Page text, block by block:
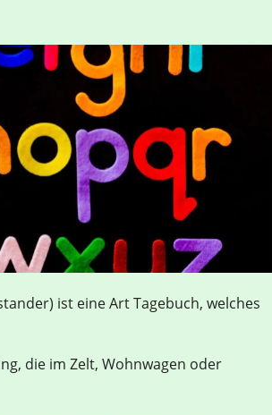
ist eine Art Tagebuch, welches
die im Zelt, Wohnwagen oder